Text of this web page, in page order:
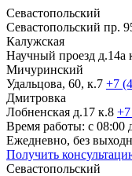
Севастопольский
Севастопольский пр.
Калужская
Научный проезд д.14а
Мичуринский
Удальцова, 60, к.7 +7
Дмитровка
Лобненская д.17 к.8
Время работы: с 08:00
Ежедневно, без
Получить
Севастопольский